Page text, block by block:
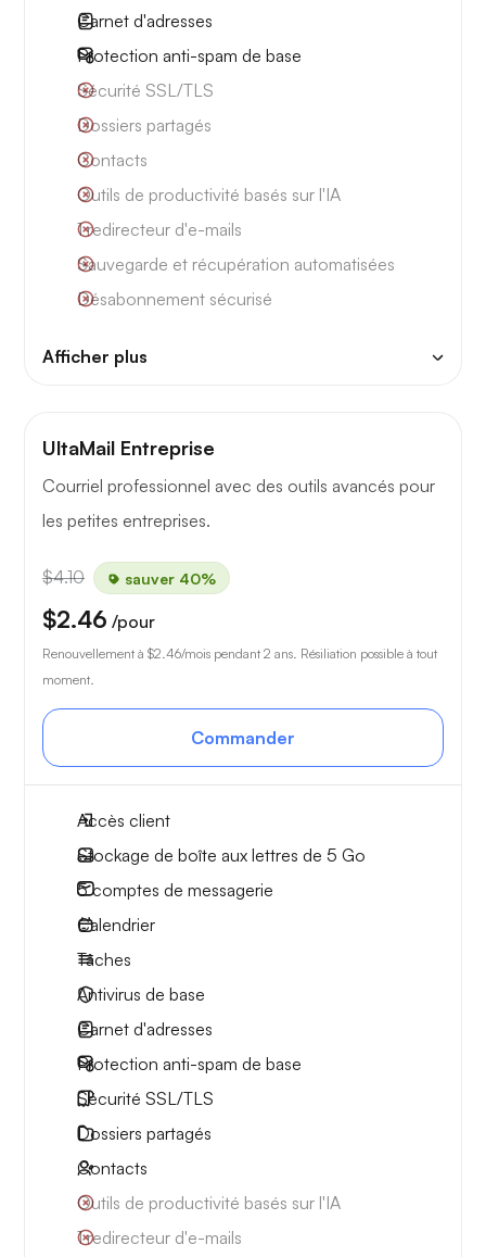
Carnet d'adresses
Protection anti-spam de base
Sécurité SSL/TLS
Dossiers partagés
Contacts
Outils de productivité basés sur l'IA
1 redirecteur d'e-mails
Sauvegarde et récupération automatisées
Désabonnement sécurisé
Afficher plus
UltaMail Entreprise
Courriel professionnel avec des outils avancés pour
les petites entreprises.
$4.10 sauver 40%
$2.46 /pour
Renouvellement à $2.46/mois pendant 2 ans. Résiliation possible à tout
moment.
Commander
Accès client
Stockage de boîte aux lettres de 5 Go
5comptes de messagerie
Calendrier
Tâches
Antivirus de base
Carnet d'adresses
Protection anti-spam de base
Sécurité SSL/TLS
Dossiers partagés
Contacts
Outils de productivité basés sur l'IA
1 redirecteur d'e-mails